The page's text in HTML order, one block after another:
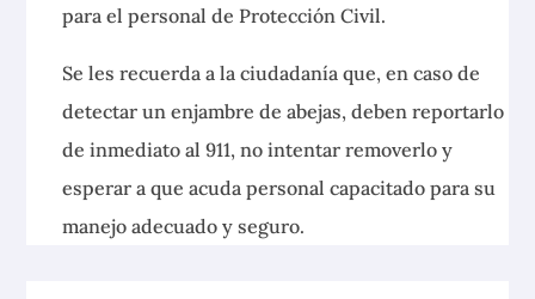
para el personal de Protección Civil.
Se les recuerda a la ciudadanía que, en caso de
detectar un enjambre de abejas, deben reportarlo
de inmediato al 911, no intentar removerlo y
esperar a que acuda personal capacitado para su
manejo adecuado y seguro.